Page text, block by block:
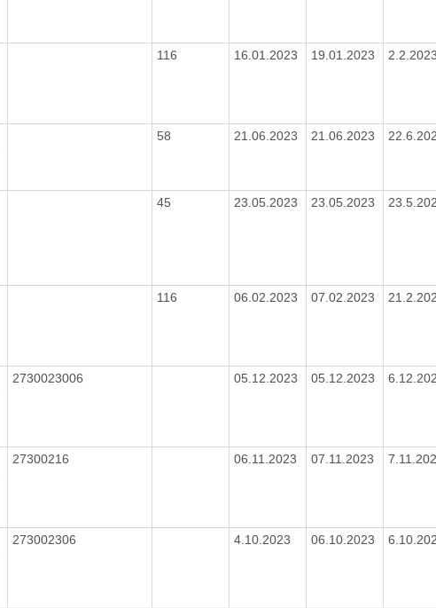
116 16.01.2023 19.01.2023
58 21.06.2023 21.06.2023
45 23.05.2023 23.05.2023
116 06.02.2023 07.02.2023
2730023006 05.12.2023 05.12.2023
27300216 06.11.2023 07.11.2023
273002306 4.10.2023 06.10.2023